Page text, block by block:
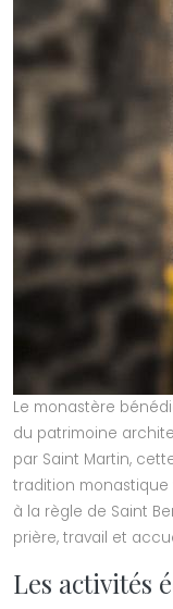
Le monastère
du patrimoine
par Saint Martin,
tradition monastique
à la règle de Saint
prière, travail et
Les activités